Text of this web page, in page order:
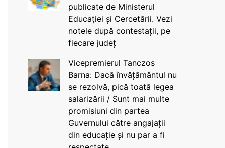
publicate de Ministerul
Educației și Cercetării. Vezi
notele după contestații, pe
fiecare județ
Vicepremierul Tanczos
Barna: Dacă învățământul nu
se rezolvă, pică toată legea
salarizării / Sunt mai multe
promisiuni din partea
Guvernului către angajații
din educație și nu par a fi